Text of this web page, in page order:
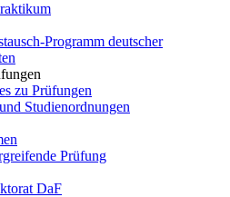
Programm deutscher
zu Prüfungen
Studienordnungen
Prüfung
DaF